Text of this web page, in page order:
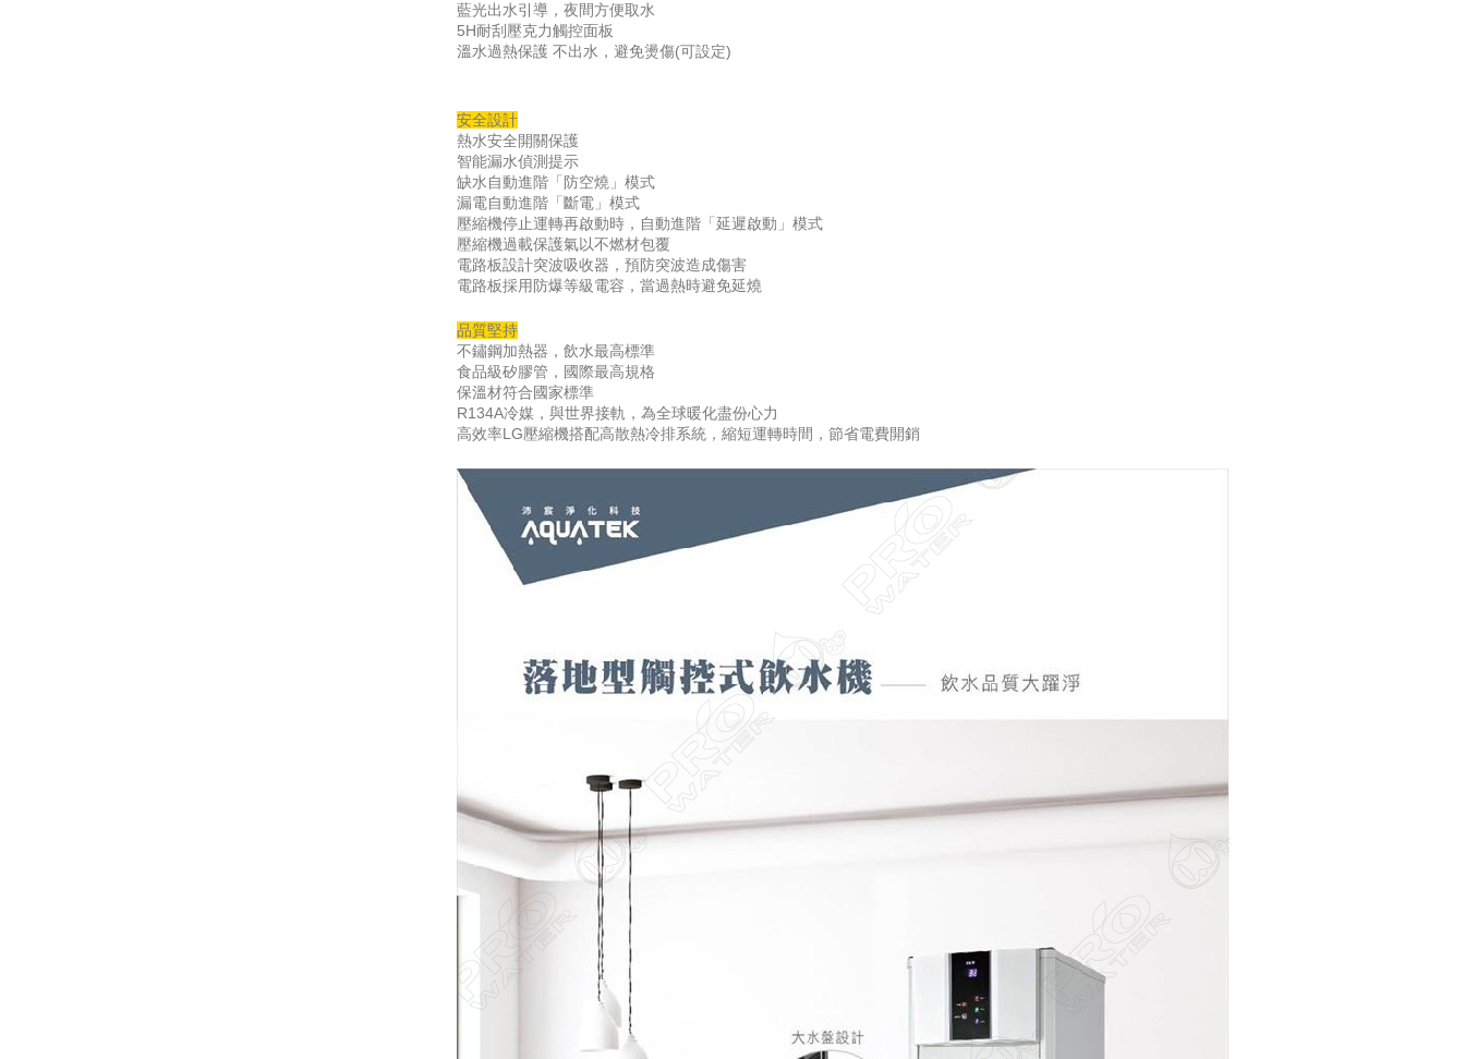
藍光出水引導，夜間方便取水
5H耐刮壓克力觸控面板
溫水過熱保護 不出水，避免燙傷(可設定)
安全設計
熱水安全開關保護
智能漏水偵測提示
缺水自動進階「防空燒」模式
漏電自動進階「斷電」模式
壓縮機停止運轉再啟動時，自動進階「延遲啟動」模式
壓縮機過載保護氣以不燃材包覆
電路板設計突波吸收器，預防突波造成傷害
電路板採用防爆等級電容，當過熱時避免延燒
品質堅持
不鏽鋼加熱器，飲水最高標準
食品級矽膠管，國際最高規格
保溫材符合國家標準
R134A冷媒，與世界接軌，為全球暖化盡份心力
高效率LG壓縮機搭配高散熱冷排系統，縮短運轉時間，節省電費開銷